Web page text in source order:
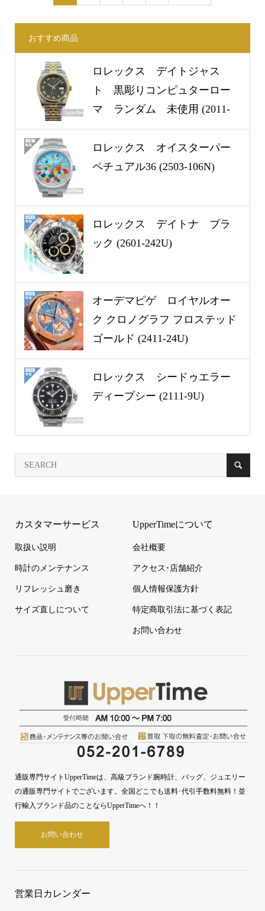
おすすめ商品
ロレックス デイトジャス
ト 黒彫りコンピュターロー
マ ランダム 未使用 (2011-
50U)
ロレックス オイスターパー
ペチュアル36 (2503-106N)
ロレックス デイトナ ブラ
ック (2601-242U)
オーデマピゲ ロイヤルオー
ク クロノグラフ フロステッド
ゴールド (2411-24U)
ロレックス シードゥエラー
ディープシー (2111-9U)
カスタマーサービス
取扱い説明
時計のメンテナンス
リフレッシュ磨き
サイズ直しについて
UpperTimeについて
会社概要
アクセス･店舗紹介
個人情報保護方針
特定商取引法に基づく表記
お問い合わせ
通販専門サイトUpperTimeは、高級ブランド腕時計、バッグ、ジュエリー
の通販専門サイトでございます。全国どこでも送料･代引手数料無料！並
行輸入ブランド品のことならUpperTimeへ！！
お問い合わせ
営業日カレンダー